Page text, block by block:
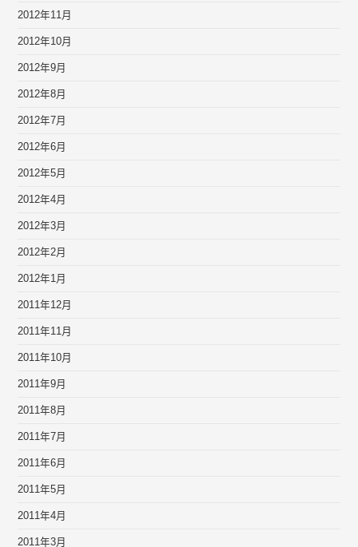
2012年11月
2012年10月
2012年9月
2012年8月
2012年7月
2012年6月
2012年5月
2012年4月
2012年3月
2012年2月
2012年1月
2011年12月
2011年11月
2011年10月
2011年9月
2011年8月
2011年7月
2011年6月
2011年5月
2011年4月
2011年3月